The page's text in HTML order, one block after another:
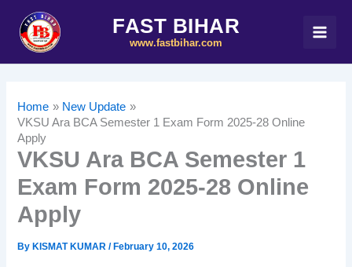
content
FAST BIHAR
www.fastbihar.com
Home
New Update
VKSU Ara BCA Semester 1 Exam Form 2025-28 Online
Apply
VKSU Ara BCA Semester 1
Exam Form 2025-28 Online
Apply
By KISMAT KUMAR/ February 10, 2026